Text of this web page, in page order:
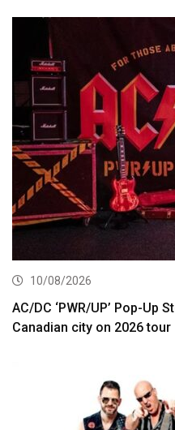
10/08/2026
AC/DC ‘PWR/UP’ Pop-Up
Canadian city on 2026 tour